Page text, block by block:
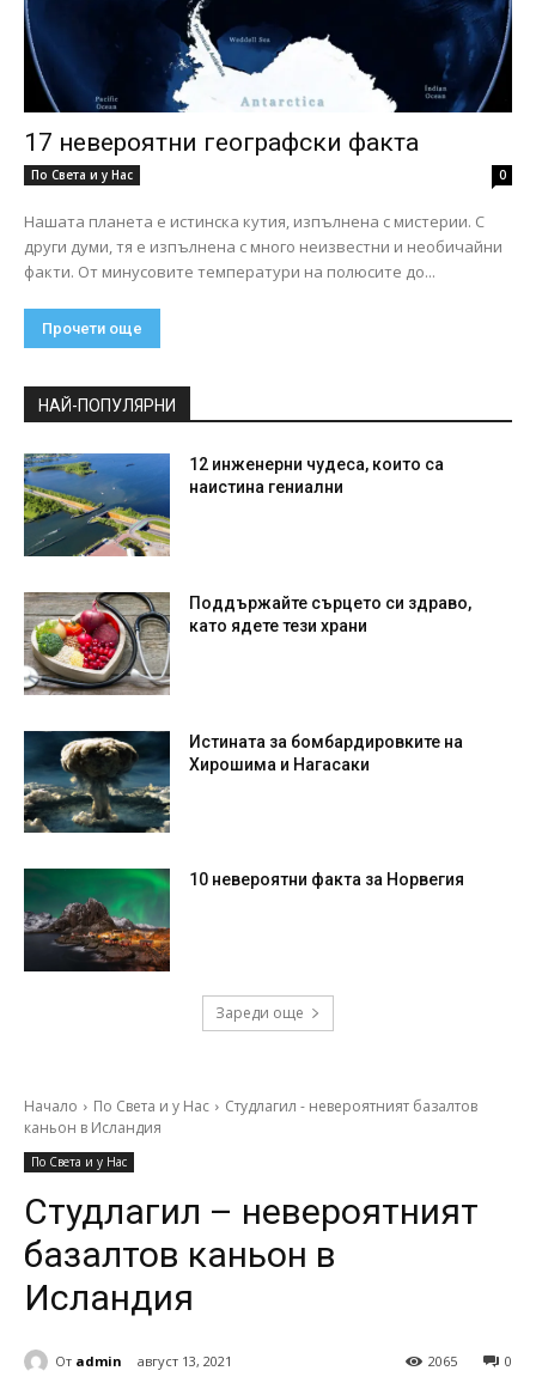
17 невероятни географски факта
По Света и у Нас 0
Нашата планета е истинска кутия, изпълнена с мистерии. С
други думи, тя е изпълнена с много неизвестни и необичайни
факти. От минусовите температури на полюсите до...
Прочети още
НАЙ-ПОПУЛЯРНИ
12 инженерни чудеса, които са
наистина гениални
Поддържайте сърцето си здраво,
като ядете тези храни
Истината за бомбардировките на
Хирошима и Нагасаки
10 невероятни факта за Норвегия
Зареди още